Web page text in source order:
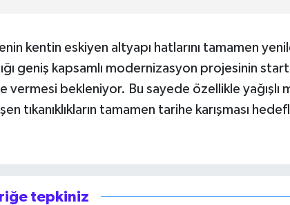
kentin eskiyen altyapı hatlarını tamamen
geniş kapsamlı modernizasyon projesinin
vermesi bekleniyor. Bu sayede özellikle yağışlı
tıkanıklıkların tamamen tarihe karışması
tepkiniz